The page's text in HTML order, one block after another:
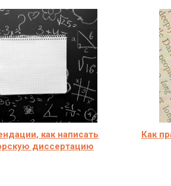
как написать
диссертацию
Как